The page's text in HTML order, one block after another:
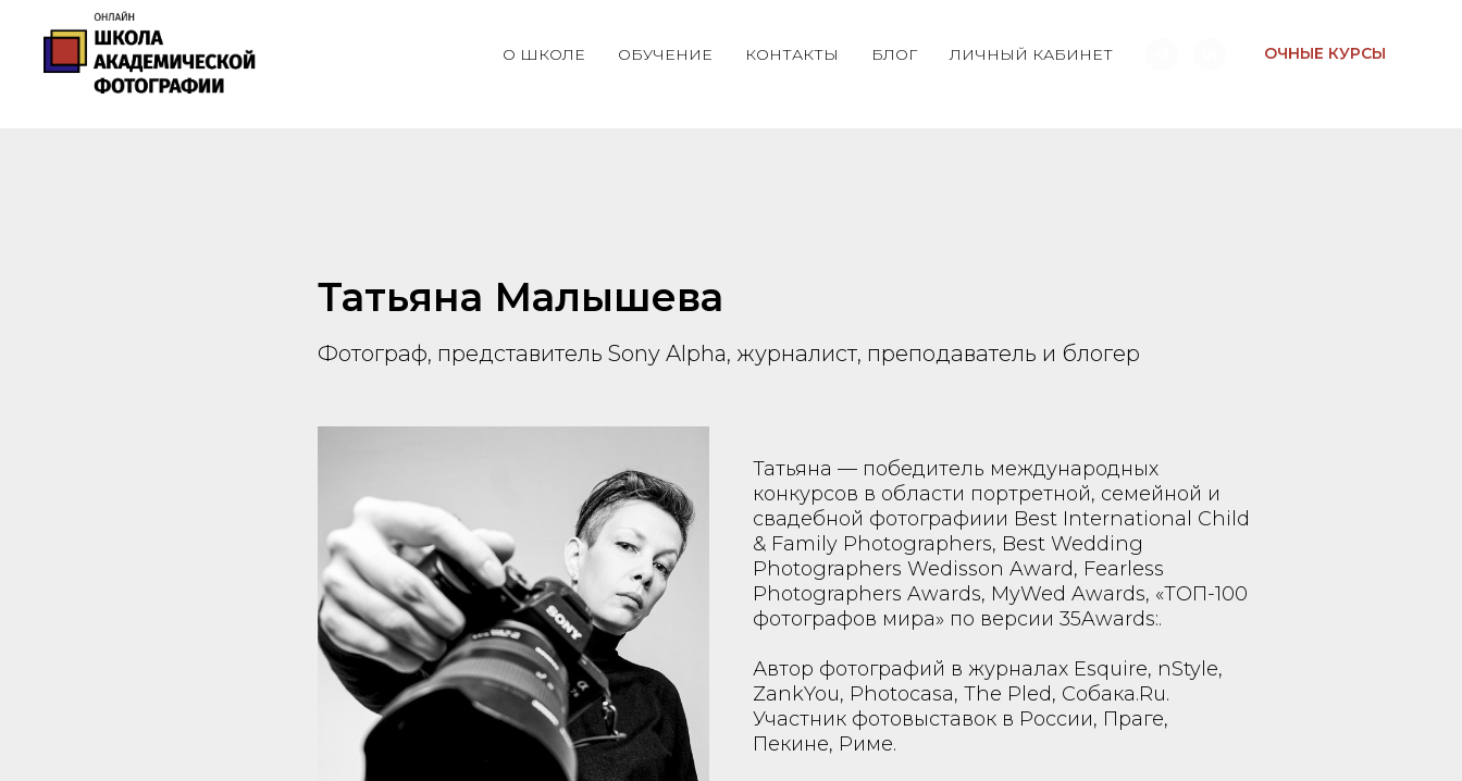
О ШКОЛЕ ОБУЧЕНИЕ КОНТАКТЫ БЛОГ ЛИЧНЫЙ КАБИНЕТ ОЧНЫЕ КУРСЫ
Татьяна Малышева
Фотограф, представитель Sony Alpha, журналист, преподаватель и блогер
Татьяна — победитель международных
конкурсов в области портретной, семейной и
свадебной фотографиии Best International Child
& Family Photographers, Best Wedding
Photographers Wedisson Award, Fearless
Photographers Awards, MyWed Awards, «ТОП-100
фотографов мира» по версии 35Awards:.
Автор фотографий в журналах Esquire, nStyle,
ZankYou, Photocasa, The Pled, Собака.Ru.
Участник фотовыставок в России, Праге,
Пекине, Риме.